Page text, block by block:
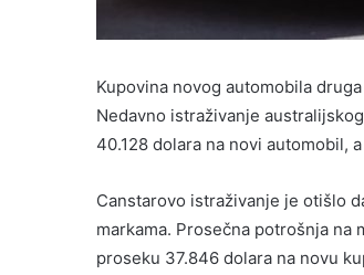
Kupovina novog automobila
Nedavno istraživanje
40.128 dolara na novi automobil,
Canstarovo istraživanje je otišlo
markama. Prosečna potrošnja
proseku 37.846 dolara na novu